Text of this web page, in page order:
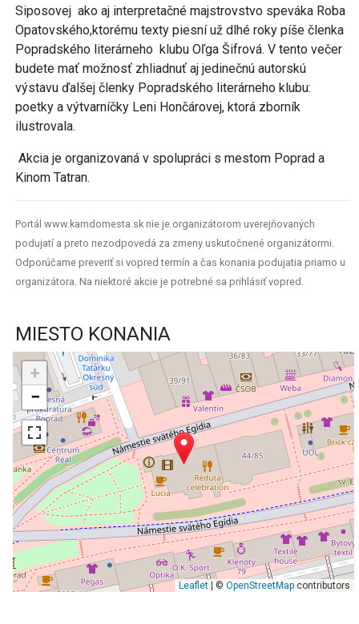
Siposovej ako aj interpretačné majstrovstvo speváka Roba
Opatovského,ktorému texty piesní už dlhé roky píše členka
Popradského literárneho klubu Oľga Šifrová. V tento večer
budete mať možnosť zhliadnuť aj jedinečnú autorskú
výstavu ďalšej členky Popradského literárneho klubu:
poetky a výtvarníčky Leni Hončárovej, ktorá zborník
ilustrovala.
Akcia je organizovaná v spolupráci s mestom Poprad a
Kinom Tatran.
Portál www.kamdomesta.sk nie je organizátorom uverejňovaných
podujatí a preto nezodpovedá za zmeny uskutočnené organizátormi.
Odporúčame preveriť si vopred termín a čas konania podujatia priamo u
organizátora. Na niektoré akcie je potrebné sa prihlásiť vopred.
MIESTO KONANIA
+
−
Leaflet| © OpenStreetMapcontributors